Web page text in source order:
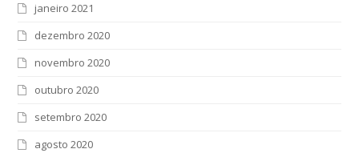
janeiro 2021
dezembro 2020
novembro 2020
outubro 2020
setembro 2020
agosto 2020